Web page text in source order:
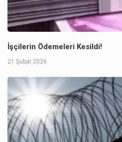
İşçilerin Ödemeleri Kesildi!
21 Şubat 2026